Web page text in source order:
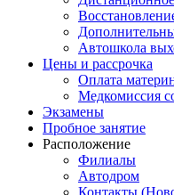
Автошкола
Цены и рассрочка
Оплата
Медкомиссия
Экзамены
Пробное занятие
Расположение
Филиалы
Автодром
Контакты